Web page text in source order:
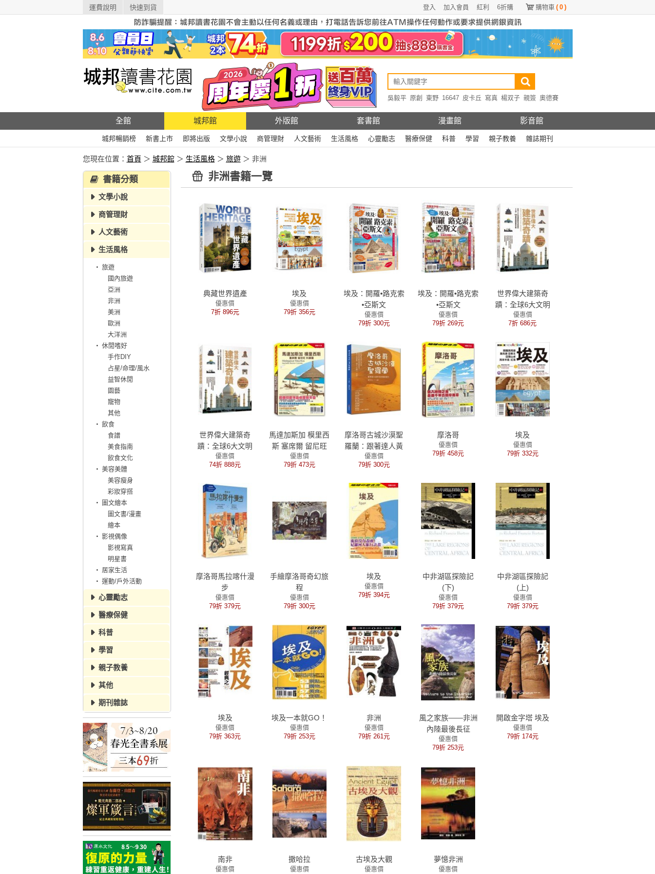
運費說明 快速到貨 購物車 ( 0 )
6折購
紅利
加入會員
登入
吳毅平 原創 東野 16647 皮卡丘 寫真 楊双子 親簽 奧德賽
全館 城邦館 外版館 套書館 漫畫館 影音館
城邦暢銷榜 新書上市 即將出版 文學小說 商管理財 人文藝術 生活風格 心靈勵志 醫療保健 科普 學習 親子教養 雜誌期刊
您現在位置： 首頁 ＞ 城邦館＞ 生活風格＞ 旅遊＞ 非洲
書籍分類
文學小說
商管理財
人文藝術
生活風格
旅遊
國內旅遊
亞洲
非洲
美洲
歐洲
大洋洲
休閒嗜好
手作DIY
占星/命理/風水
益智休閒
園藝
寵物
其他
飲食
食譜
美食指南
飲食文化
美容美體
美容瘦身
彩妝穿搭
圖文繪本
圖文書/漫畫
繪本
影視偶像
影視寫真
明星書
居家生活
運動/戶外活動
心靈勵志
醫療保健
科普
學習
親子教養
其他
期刊雜誌
非洲書籍一覽
典藏世界遺產
優惠價
7折 896元
埃及
優惠價
79折 356元
埃及：開羅•路克索
•亞斯文
優惠價
79折 300元
埃及：開羅•路克索
•亞斯文
優惠價
79折 269元
世界偉大建築奇
蹟：全球6大文明
建築藝術深度解
剖‧5大洲、240處
優惠價
7折 686元
世界偉大建築奇
蹟：全球6大文明
建築藝術深度解
剖‧5大洲、240處
(精裝版）
優惠價
74折 888元
馬達加斯加 模里西
斯 塞席爾 留尼旺
科摩羅
優惠價
79折 473元
摩洛哥古城沙漠聖
羅蘭：跟著達人黃
作炎的電影旅行
優惠價
79折 300元
摩洛哥
優惠價
79折 458元
埃及
優惠價
79折 332元
摩洛哥馬拉喀什漫
步
優惠價
79折 379元
手繪摩洛哥奇幻旅
程
優惠價
79折 300元
埃及
優惠價
79折 394元
中非湖區探險記
(下)
優惠價
79折 379元
中非湖區探險記
(上)
優惠價
79折 379元
埃及
優惠價
79折 363元
埃及一本就GO！
優惠價
79折 253元
非洲
優惠價
79折 261元
風之家族——非洲
內陸最後長征
優惠價
79折 253元
開啟金字塔 埃及
優惠價
79折 174元
南非
優惠價
撒哈拉
優惠價
古埃及大觀
優惠價
夢憶非洲
優惠價